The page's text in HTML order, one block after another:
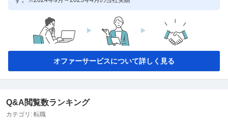
オファーサービスについて詳しく見る
Q&A閲覧数ランキング
カテゴリ: 転職